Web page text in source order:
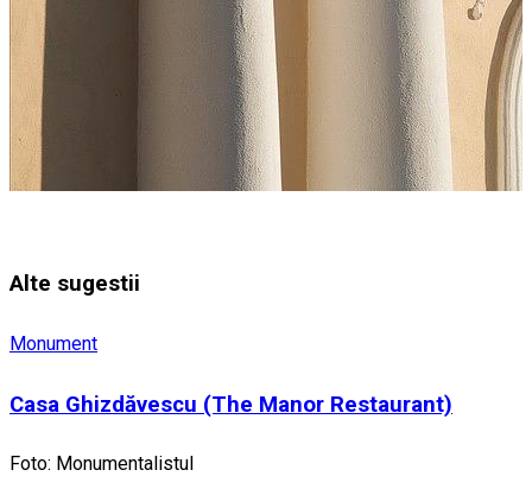
Alte sugestii
Monument
Casa Ghizdăvescu (The Manor Restaurant)
Foto: Monumentalistul